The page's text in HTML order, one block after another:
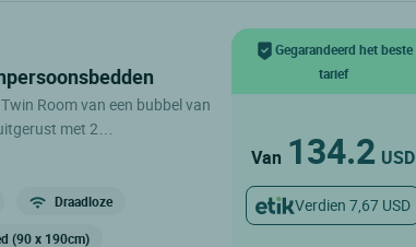
Room van een bubbel van
met 2
een bureau en een
Draadloze
(90 x 190cm)
Gegarandeerd het beste
tarief
Van 134.2 USD
Verdien 7,67 USD